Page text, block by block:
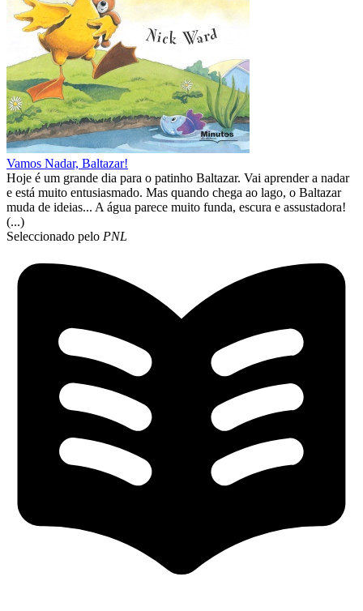
Vamos Nadar, Baltazar!
Hoje é um grande dia para o patinho Baltazar. Vai aprender a nadar
e está muito entusiasmado. Mas quando chega ao lago, o Baltazar
muda de ideias... A água parece muito funda, escura e assustadora!
(...)
Seleccionado pelo PNL